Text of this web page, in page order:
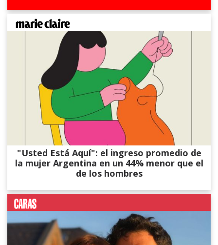
"Usted Está Aquí": el ingreso promedio de
la mujer Argentina en un 44% menor que el
de los hombres